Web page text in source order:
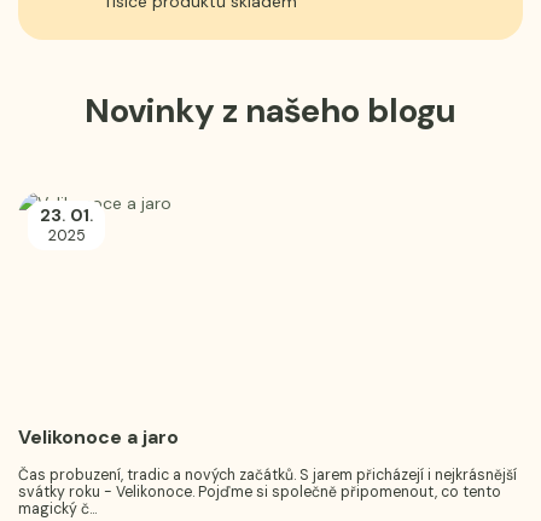
Novinky z našeho blogu
23. 01.
2025
Velikonoce a jaro
Čas probuzení, tradic a nových začátků. S jarem přicházejí i nejkrásnější
svátky roku - Velikonoce. Pojďme si společně připomenout, co tento
magický č...